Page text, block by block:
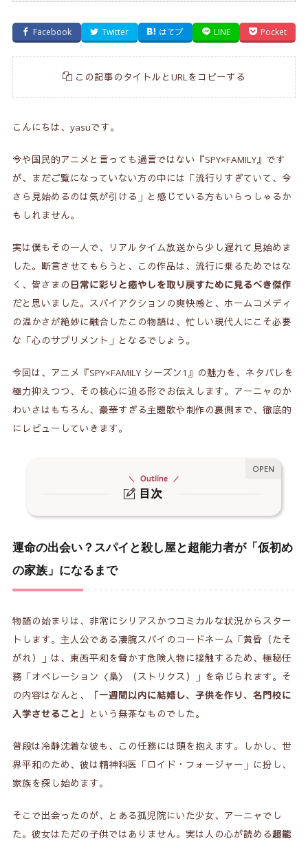
Facebook Twitter はてブ LINE Pocket
この記事のタイトルとURLをコピーする
こんにちは、yasuです。
今や国民的アニメと言っても過言ではない『SPY×FAMILY』です
が、まだご覧になっていない方の中には「流行りすぎていて、今
さら見始めるのは気が引ける」と感じている方もいらっしゃるか
もしれません。
実は僕もその一人で、リアルタイム放送から少し遅れて見始めま
した。断言させてもらうと、この作品は、流行に乗るためではな
く、皆さまの 日常に彩りと癒やしを取り戻すために見るべき傑作
だと思いました。スパイアクションの爽快感と、ホームコメディ
の温かさが絶妙に融合したこの物語は、忙しい現代人にこそ必要
な「心のサプリメント」となるでしょう。
今回は、アニメ『SPY×FAMILY シーズン1』の魅力を、ネタバレを
極力抑えつつ、その核心に迫る形でお伝えします。アーニャのか
わいさはもちろん、豪華すぎる主題歌や制作の裏側まで、徹底的
にレビューしていきます。
目次
Outline
1.
2.
が悶絶するその魅力
く圧倒的な映像美
4.豪華すぎて震える！主題歌アーティストたちが彩
る世界観
5.コメディだけじゃない！「家族」の絆に涙する理
由
6.声優陣の怪演が生み出すキャラクターの深み
7.まとめ：今こそ『SPY×FAMILY』の世界へ飛び込
8.
運命の出会い？スパイと殺し屋と超能力者が「仮初め
の家族」になるまで
物語の始まりは、非常にシリアスかつコミカルな状況からスター
トします。主人公である凄腕スパイのコードネーム「黄昏（たそ
がれ）」は、東西平和を脅かす危険人物に接触するため、極秘任
務「オペレーション〈梟〉（ストリクス）」を命じられます。そ
の内容はなんと、
「一週間以内に結婚し、子供を作り、名門校に
入学させること」
という無茶なものでした。
普段は冷静沈着な彼も、この任務には頭を抱えます。しかし、世
界平和のため、彼は精神科医「ロイド・フォージャー」に扮し、
家族を探し始めます。
そこで出会ったのが、とある孤児院にいた少女、アーニャでし
た。彼女はただの子供ではありません。実は人の心が読める超能